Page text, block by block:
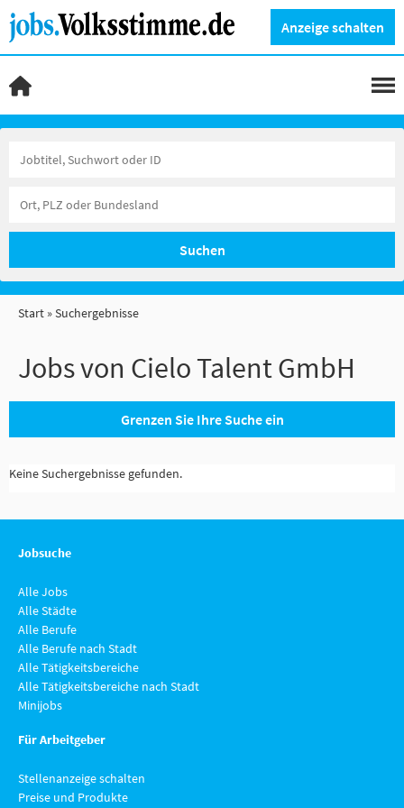
Anzeige schalten
Suchen
Start Suchergebnisse
Jobs von Cielo Talent GmbH
Grenzen Sie Ihre Suche ein
Keine Suchergebnisse gefunden.
Jobsuche
Alle Jobs
Alle Städte
Alle Berufe
Alle Berufe nach Stadt
Alle Tätigkeitsbereiche
Alle Tätigkeitsbereiche nach Stadt
Minijobs
Für Arbeitgeber
Stellenanzeige schalten
Preise und Produkte